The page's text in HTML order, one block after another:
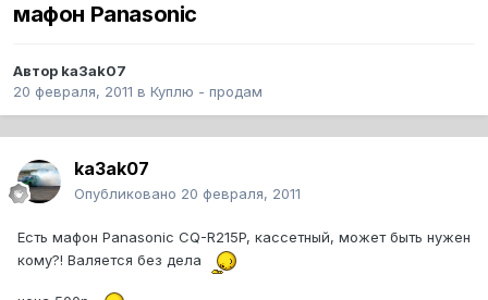
мафон Panasonic
Автор ka3ak07
20 февраля, 2011 в Куплю - продам
ka3ak07
Опубликовано 20 февраля, 2011
Есть мафон Panasonic CQ-R215P, кассетный, может быть нужен
кому?! Валяется без дела